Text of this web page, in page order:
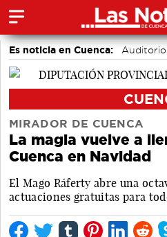
Es noticia en Cuenca: Auditorio
MIRADOR DE CUENCA
La magia vuelve a
Cuenca en Navidad
El Mago Ráferty abre una
actuaciones gratuitas para